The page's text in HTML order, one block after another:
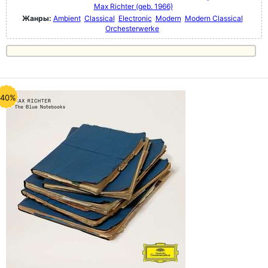
Max Richter (geb. 1966)
Жанры: Ambient Classical Electronic Modern Modern Classical
Orchesterwerke